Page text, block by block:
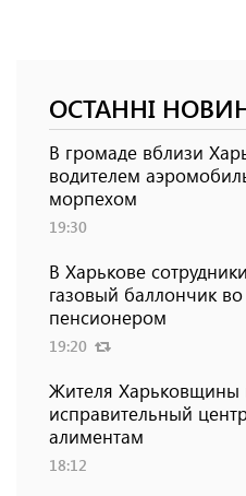
ОСТАННІ
В громаде вблизи
водителем
морпехом
19:30
В Харькове
газовый баллончик
пенсионером
19:20
Жителя Харьковщины
исправительный
алиментам
18:12